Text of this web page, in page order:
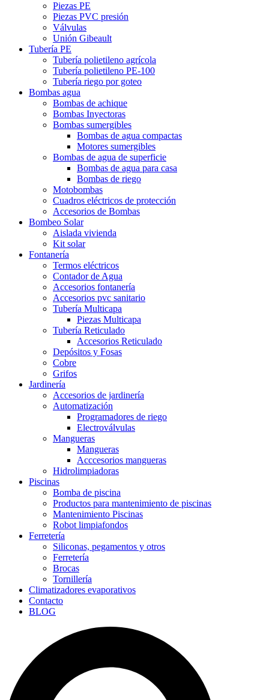
Piezas PE
Piezas PVC presión
Válvulas
Unión Gibeault
Tubería PE
Tubería polietileno agrícola
Tubería polietileno PE-100
Tubería riego por goteo
Bombas agua
Bombas de achique
Bombas Inyectoras
Bombas sumergibles
Bombas de agua compactas
Motores sumergibles
Bombas de agua de superficie
Bombas de agua para casa
Bombas de riego
Motobombas
Cuadros eléctricos de protección
Accesorios de Bombas
Bombeo Solar
Aislada vivienda
Kit solar
Fontanería
Termos eléctricos
Contador de Agua
Accesorios fontanería
Accesorios pvc sanitario
Tubería Multicapa
Piezas Multicapa
Tubería Reticulado
Accesorios Reticulado
Depósitos y Fosas
Cobre
Grifos
Jardinería
Accesorios de jardinería
Automatización
Programadores de riego
Electroválvulas
Mangueras
Mangueras
Acccesorios mangueras
Hidrolimpiadoras
Piscinas
Bomba de piscina
Productos para mantenimiento de piscinas
Mantenimiento Piscinas
Robot limpiafondos
Ferretería
Siliconas, pegamentos y otros
Ferretería
Brocas
Tornillería
Climatizadores evaporativos
Contacto
BLOG